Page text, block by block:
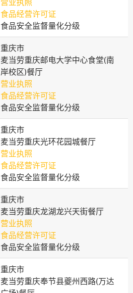
营业执照
食品经营许可证
食品安全监督量化分级
重庆市
麦当劳重庆邮电大学中心食堂(南
岸校区)餐厅
营业执照
食品经营许可证
食品安全监督量化分级
重庆市
麦当劳重庆光环花园城餐厅
营业执照
食品经营许可证
食品安全监督量化分级
重庆市
麦当劳重庆龙湖龙兴天街餐厅
营业执照
食品经营许可证
食品安全监督量化分级
重庆市
麦当劳重庆奉节县夔州西路(万达